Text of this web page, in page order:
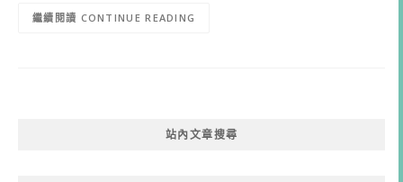
CONTINUE READING
站內文章搜尋